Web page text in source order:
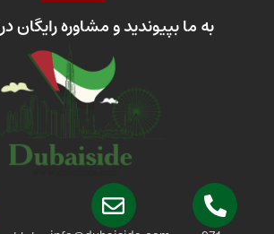
بپیوندید و مشاوره رایگان دریافت کنید